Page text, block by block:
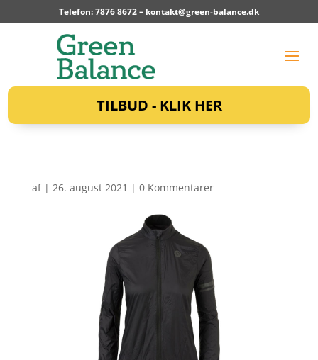
Telefon: 7876 8672 – kontakt@green-balance.dk
TILBUD - KLIK HER
af | 26. august 2021 | 0 Kommentarer